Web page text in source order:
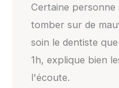
Certaine personne
tomber sur de
soin le dentiste
1h, explique bien
l'écoute.